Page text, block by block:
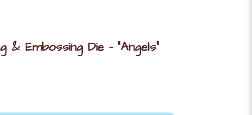
& Embossing Die - "Angels"